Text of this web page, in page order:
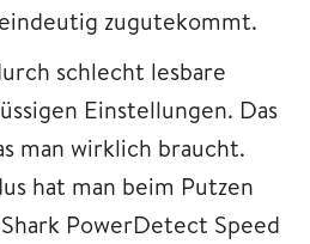
zugutekommt.
schlecht lesbare
Einstellungen. Das
man wirklich braucht.
hat man beim Putzen
PowerDetect Speed